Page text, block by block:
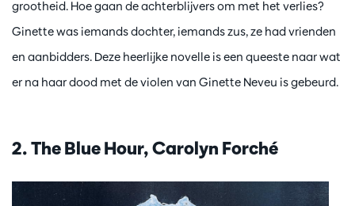
grootheid. Hoe gaan de achterblijvers om met het verlies?
Ginette was iemands dochter, iemands zus, ze had vrienden
en aanbidders. Deze heerlijke novelle is een queeste naar wat
er na haar dood met de violen van Ginette Neveu is gebeurd.
2. The Blue Hour, Carolyn Forché